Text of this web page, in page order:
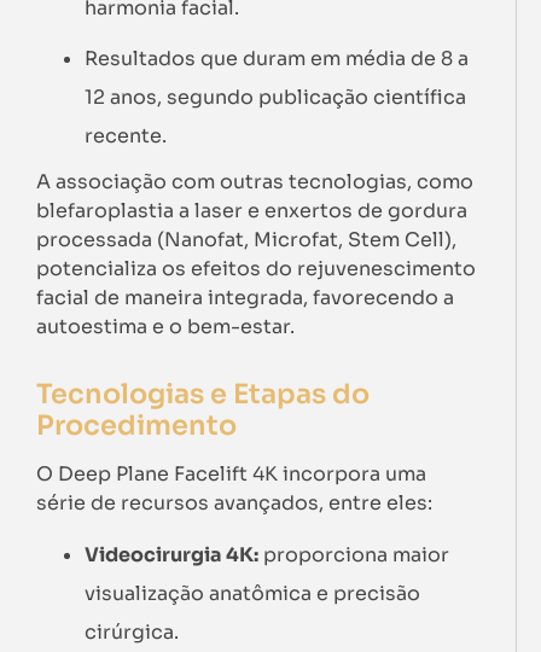
harmonia facial.
Resultados que duram em média de 8 a
12 anos, segundo publicação científica
recente.
A associação com outras tecnologias, como
blefaroplastia a laser e enxertos de gordura
processada (Nanofat, Microfat, Stem Cell),
potencializa os efeitos do rejuvenescimento
facial de maneira integrada, favorecendo a
autoestima e o bem-estar.
Tecnologias e Etapas do
Procedimento
O Deep Plane Facelift 4K incorpora uma
série de recursos avançados, entre eles:
Videocirurgia 4K: proporciona maior
visualização anatômica e precisão
cirúrgica.